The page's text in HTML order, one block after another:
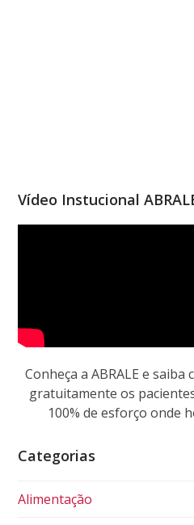
Vídeo Instucional
Conheça a ABRALE e saiba
gratuitamente os
100% de esforço onde
Categorias
Alimentação